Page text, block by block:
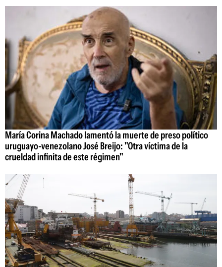
María Corina Machado lamentó la muerte de preso político
uruguayo-venezolano José Breijo: "Otra víctima de la
crueldad infinita de este régimen"